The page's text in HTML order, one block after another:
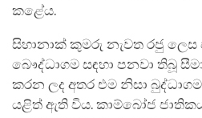
කළේය.
සිහානාක් කුමරු නැවත රජු ලෙස
බෞද්ධාගම සඳහා පනවා තිබූ
කරන ලද අතර එම නිසා
යළිත් ඇති විය. කාම්බෝජ